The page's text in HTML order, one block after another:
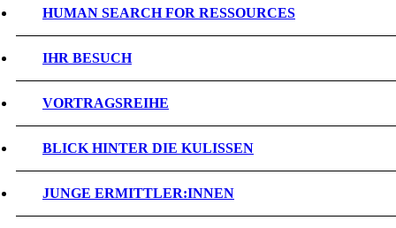
HUMAN SEARCH FOR RESSOURCES
IHR BESUCH
VORTRAGSREIHE
BLICK HINTER DIE KULISSEN
JUNGE ERMITTLER:INNEN